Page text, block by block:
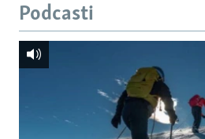
Podcasti